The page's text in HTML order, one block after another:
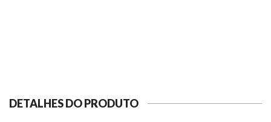
DETALHES DO PRODUTO